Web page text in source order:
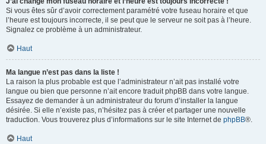
Si vous êtes sûr d’avoir correctement paramétré votre fuseau horaire et que
l’heure est toujours incorrecte, il se peut que le serveur ne soit pas à l’heure.
Signalez ce problème à un administrateur.
Haut
Ma langue n’est pas dans la liste !
La raison la plus probable est que l’administrateur n’ait pas installé votre
langue ou bien que personne n’ait encore traduit phpBB dans votre langue.
Essayez de demander à un administrateur du forum d’installer la langue
désirée. Si elle n’existe pas, n’hésitez pas à créer et partager une nouvelle
traduction. Vous trouverez plus d’informations sur le site Internet de phpBB®.
Haut